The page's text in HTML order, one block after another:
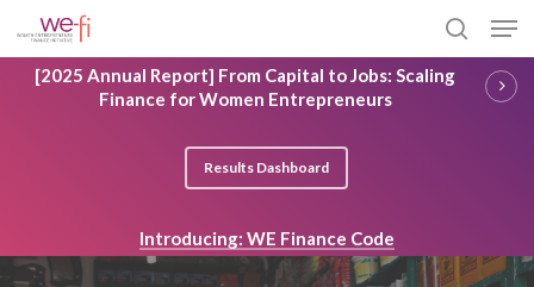
to
main
content
search
[2025 Annual Report] From Capital to Jobs: Scaling
Finance for Women Entrepreneurs
Results Dashboard
Introducing: WE Finance Code
Close
Menu